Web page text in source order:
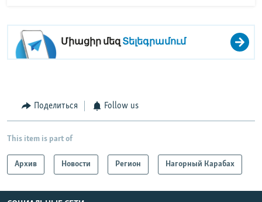
Միացիր մեզ Տելեգրամում
Поделиться Follow us
This item is part of
Архив Новости Регион Нагорный Карабах